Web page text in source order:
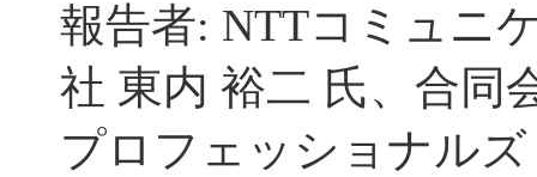
報告者: NTTコミュニ
社 東内 裕二 氏、合同
プロフェッショナル